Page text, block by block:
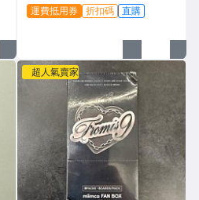
運費抵用券 折扣碼 直購
超人氣賣家